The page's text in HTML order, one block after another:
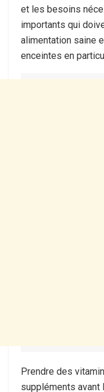
et les besoins
importants qui
alimentation saine
enceintes en
Prendre des
suppléments